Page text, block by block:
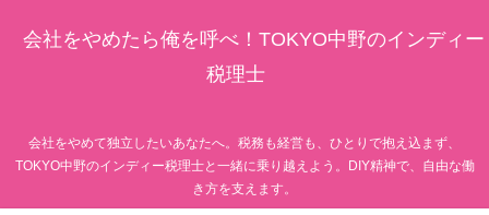
会社をやめたら俺を呼べ！TOKYO中野のインディー
税理士
会社をやめて独立したいあなたへ。税務も経営も、ひとりで抱え込まず、
TOKYO中野のインディー税理士と一緒に乗り越えよう。DIY精神で、自由な働
き方を支えます。